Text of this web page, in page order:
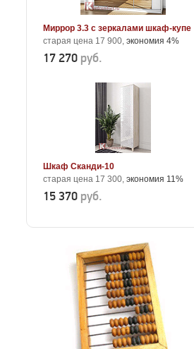
Миррор 3.3 с зеркалами шкаф-купе
старая цена 17 900, экономия 4%
17 270 руб.
Шкаф Сканди-10
старая цена 17 300, экономия 11%
15 370 руб.